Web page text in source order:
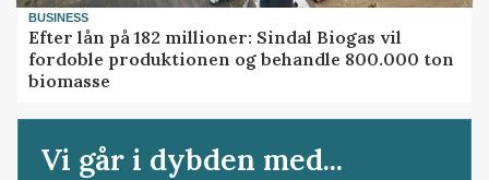
BUSINESS
Efter lån på 182 millioner: Sindal Biogas vil
fordoble produktionen og behandle 800.000 ton
biomasse
Vi går i dybden med...